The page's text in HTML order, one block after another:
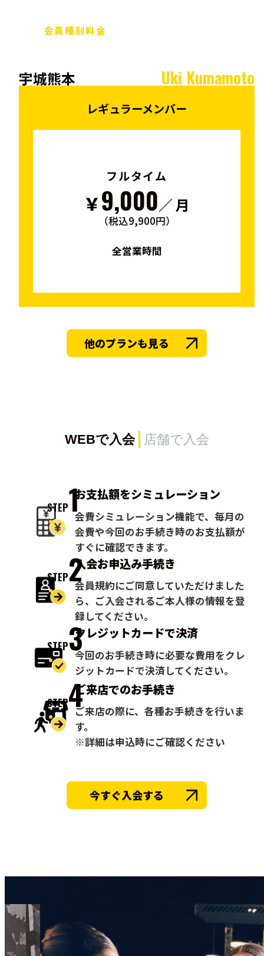
会員種別料金
宇城熊本 Uki Kumamoto
レギュラーメンバー
フルタイム
￥9,000／ 月
（税込9,900円）
全営業時間
他のプランも見る
WEBで入会 店舗で入会
STEP1お支払額をシミュレーション
会費シミュレーション機能で、毎月の
会費や今回のお手続き時のお支払額が
すぐに確認できます。
STEP2入会お申込み手続き
会員規約にご同意していただけました
ら、ご入会されるご本人様の情報を登
録してください。
STEP3クレジットカードで決済
今回のお手続き時に必要な費用をクレ
ジットカードで決済してください。
STEP4ご来店でのお手続き
ご来店の際に、各種お手続きを行いま
す。
※詳細は申込時にご確認ください
今すぐ入会する